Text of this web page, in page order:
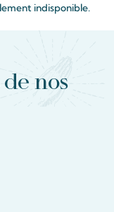
indisponible.
nos